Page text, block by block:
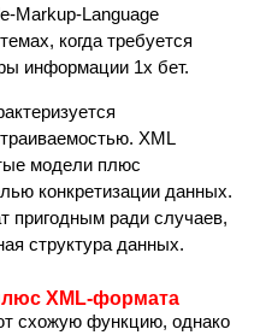
Markup-Language
когда требуется
информации 1х бет.
XML
модели плюс
конкретизации данных.
пригодным ради случаев,
структура данных.
XML-формата
схожую функцию, однако